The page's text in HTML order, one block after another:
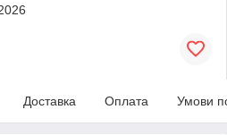
Доставка Оплата Умови